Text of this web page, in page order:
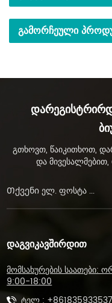
ᲒᲐᲛᲝᲠᲩᲔᲣᲚᲘ
გთხოვთ, წაიკითხოთ,
და
ᲓᲐᲒᲕᲘᲙᲐᲕᲨᲘᲠᲓᲘᲗ
მომსახურების საათები:
9:00-18:00